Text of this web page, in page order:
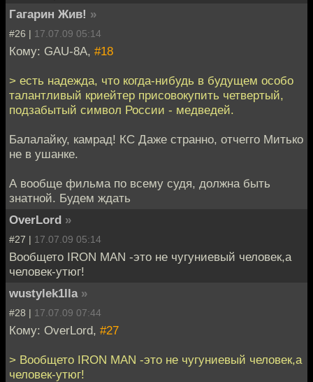
Гагарин Жив! »
#26 | 17.07.09 05:14
Кому: GAU-8A, #18
> есть надежда, что когда-нибудь в будущем особо
талантливый криейтер присовокупить четвертый,
подзабытый символ России - медведей.
Балалайку, камрад! КС Даже странно, отчегго Митько
не в ушанке.
А вообще фильма по всему судя, должна быть
знатной. Будем ждать
OverLord »
#27 | 17.07.09 05:14
Вообщето IRON MAN -это не чугуниевый человек,а
человек-утюг!
wustylek1lla »
#28 | 17.07.09 07:44
Кому: OverLord, #27
> Вообщето IRON MAN -это не чугуниевый человек,а
человек-утюг!